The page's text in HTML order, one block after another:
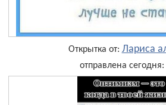
Открытка от: Лариса
отправлена сегодня: